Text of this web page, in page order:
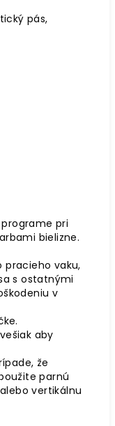
pás,
pri
bielizne.
pracieho vaku,
s ostatnými
v
aby
že
parnú
vertikálnu